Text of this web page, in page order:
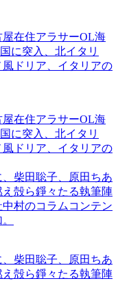
在住アラサーOL海
に突入、北イタリ
ドリア、イタリアの
在住アラサーOL海
に突入、北イタリ
ドリア、イタリアの
、柴田聡子、原田ちあ
殻ら錚々たる執筆陣
村のコラムコンテン
、柴田聡子、原田ちあ
殻ら錚々たる執筆陣